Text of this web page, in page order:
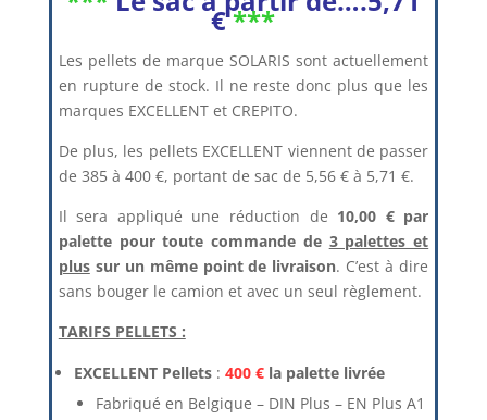
€***
Les pellets de marque SOLARIS sont actuellement
en rupture de stock. Il ne reste donc plus que les
marques EXCELLENT et CREPITO.
De plus, les pellets EXCELLENT viennent de passer
de 385 à 400 €, portant de sac de 5,56 € à 5,71 €.
Il sera appliqué une réduction de 10,00 € par
palette pour toute commande de 3 palettes et
plussur un même point de livraison. C’est à dire
sans bouger le camion et avec un seul règlement.
TARIFS PELLETS :
EXCELLENT Pellets: 400 €la palette livrée
Fabriqué en Belgique – DIN Plus – EN Plus A1